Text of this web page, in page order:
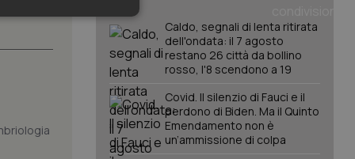
Caldo, segnali di lenta ritirata
dell'ondata: il 7 agosto
restano 26 città da bollino
rosso, l'8 scendono a 19
Covid. Il silenzio di Fauci e il
perdono di Biden. Ma il Quinto
Emendamento non è
un’ammissione di colpa